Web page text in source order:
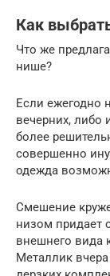
Как
Что же
нише?
Если ежегодно
вечерних, либо
более
совершенно
одежда
Смешение
низом придает
внешнего вида
Металлик